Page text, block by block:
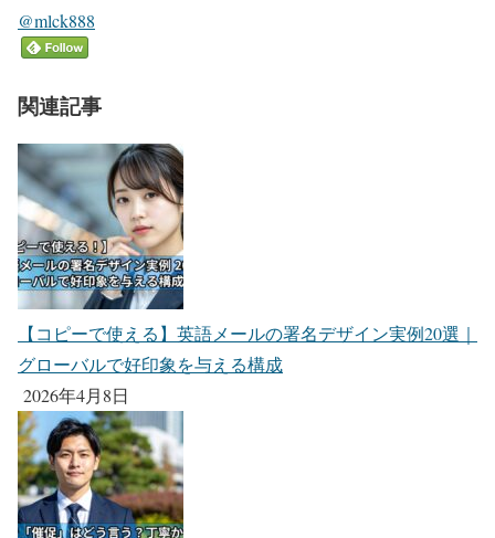
@mlck888
関連記事
【コピーで使える】英語メールの署名デザイン実例20選｜
グローバルで好印象を与える構成
2026年4月8日